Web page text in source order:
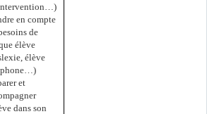
en compte
de
élève
élève
et
dans son